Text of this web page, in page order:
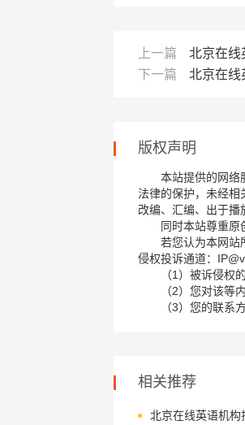
上一篇
北京在线
下一篇
北京在线
版权声明
本站提供的网络
法律的保护，未经相
改编、汇编、出于播
同时本站尊重原
若您认为本网站
侵权投诉通道：
（1）被诉侵权
（2）您对该等
（3）您的联系
相关推荐
北京在线英语机